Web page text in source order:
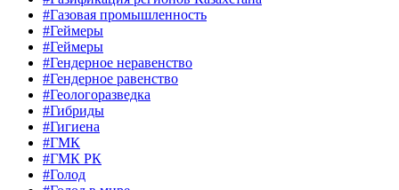
#Газовая промышленность
#Геймеры
#Геймеры
#Гендерное неравенство
#Гендерное равенство
#Геологоразведка
#Гибриды
#Гигиена
#ГМК
#ГМК РК
#Голод